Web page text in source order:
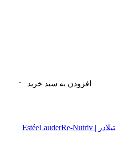
افزودن به سبد خرید
فوم شوینده آبرسان ری‌نوتریواستیلادر | EstéeLauderRe-Nutriv